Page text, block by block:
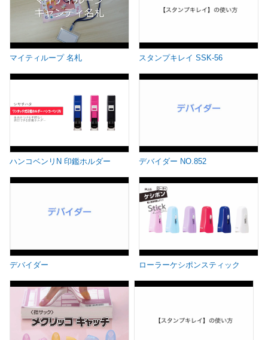
マイティループ 名札 スタンプキレイ SSK-56
ハンコベンリN 印鑑ホルダー デバイダー NO.852
デバイダー ローラーケシポンスティック